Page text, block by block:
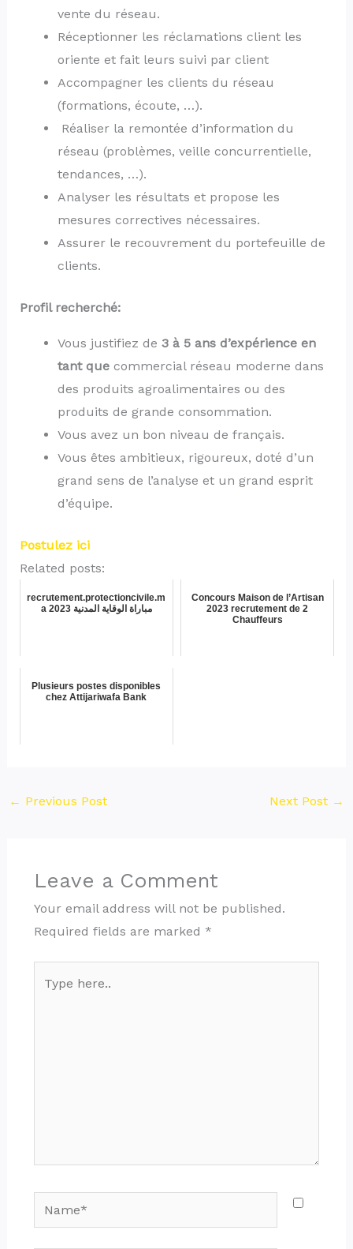
vente du réseau.
Réceptionner les réclamations client les
oriente et fait leurs suivi par client
Accompagner les clients du réseau
(formations, écoute, …).
Réaliser la remontée d’information du
réseau (problèmes, veille concurrentielle,
tendances, …).
Analyser les résultats et propose les
mesures correctives nécessaires.
Assurer le recouvrement du portefeuille de
clients.
Profil recherché:
Vous justifiez de 3 à 5 ans d’expérience en
tant que commercial réseau moderne dans
des produits agroalimentaires ou des
produits de grande consommation.
Vous avez un bon niveau de français.
Vous êtes ambitieux, rigoureux, doté d’un
grand sens de l’analyse et un grand esprit
d’équipe.
Postulez ici
Related posts:
recrutement.protectioncivile.m
a 2023 مباراة الوقاية المدنية
Concours Maison de l’Artisan
2023 recrutement de 2
Chauffeurs
Plusieurs postes disponibles
chez Attijariwafa Bank
← Previous Post Next Post →
Leave a Comment
Your email address will not be published.
Required fields are marked *
here..